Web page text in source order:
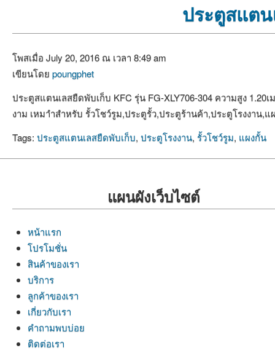
ประตูสแต
โพสเมื่อ July 20, 2016 ณ เวลา 8:49 am
เขียนโดย poungphet
ประตูสแตนเลสยืดพับเก็บ KFC รุ่น FG-XLY706-304 ความสูง 1.20
งาม เหมาำสำหรับ รั้วโชว์รูม,ประตูรั้ว,ประตูร้านค้า,ประตูโรงงาน,
Tags: ประตูสแตนเลสยืดพับเก็บ, ประตูโรงงาน, รั้วโชว์รูม, แผงกั้น
แผนผังเว็บไซต์
หน้าแรก
โปรโมชั่น
สินค้าของเรา
บริการ
ลูกค้าของเรา
เกี่ยวกับเรา
คำถามพบบ่อย
ติดต่อเรา